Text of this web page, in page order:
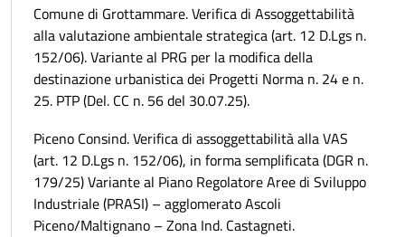
Comune di Grottammare. Verifica di Assoggettabilità
alla valutazione ambientale strategica (art. 12 D.Lgs n.
152/06). Variante al PRG per la modifica della
destinazione urbanistica dei Progetti Norma n. 24 e n.
25. PTP (Del. CC n. 56 del 30.07.25).
Piceno Consind. Verifica di assoggettabilità alla VAS
(art. 12 D.Lgs n. 152/06), in forma semplificata (DGR n.
179/25) Variante al Piano Regolatore Aree di Sviluppo
Industriale (PRASI) – agglomerato Ascoli
Piceno/Maltignano – Zona Ind. Castagneti.